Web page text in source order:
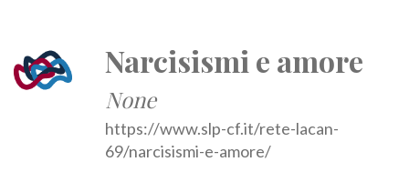
Narcisismi e amore
None
https://www.slp-cf.it/rete-lacan-
69/narcisismi-e-amore/